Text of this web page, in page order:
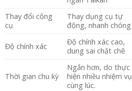
Thay đổi công
cụ
Thay dụng cụ tự
động, nhanh chóng
Độ chính xác
Độ chính xác cao,
dung sai chặt chẽ
Thời gian chu kỳ
Ngắn hơn, do thực
hiện nhiều nhiệm vụ
cùng lúc.